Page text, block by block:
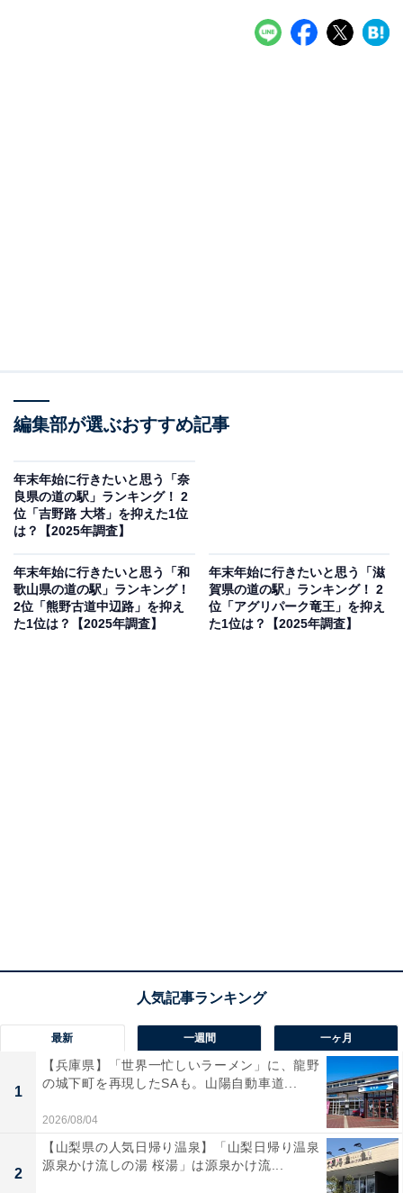
編集部が選ぶおすすめ記事
年末年始に行きたいと思う「奈
良県の道の駅」ランキング！ 2
位「吉野路 大塔」を抑えた1位
は？【2025年調査】
年末年始に行きたいと思う「和
歌山県の道の駅」ランキング！
2位「熊野古道中辺路」を抑え
た1位は？【2025年調査】
年末年始に行きたいと思う「滋
賀県の道の駅」ランキング！ 2
位「アグリパーク竜王」を抑え
た1位は？【2025年調査】
最新 一週間 一ヶ月
1
【兵庫県】「世界一忙しいラーメン」に、龍野
の城下町を再現したSAも。山陽自動車道...
2026/08/04
2
【山梨県の人気日帰り温泉】「山梨日帰り温泉
源泉かけ流しの湯 桜湯」は源泉かけ流...